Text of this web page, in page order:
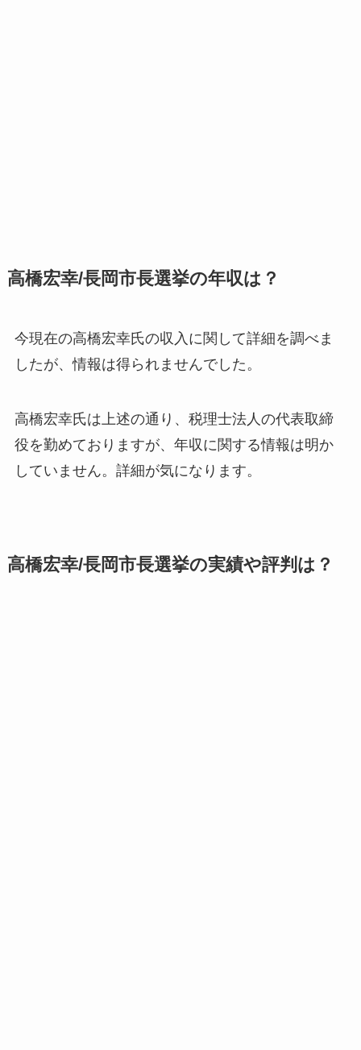
高橋宏幸/長岡市長選挙の年収は？
今現在の高橋宏幸氏の収入に関して詳細を調べま
したが、情報は得られませんでした。
高橋宏幸氏は上述の通り、税理士法人の代表取締
役を勤めておりますが、年収に関する情報は明か
していません。詳細が気になります。
高橋宏幸/長岡市長選挙の実績や評判は？